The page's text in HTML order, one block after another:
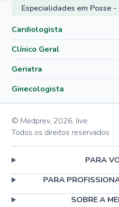
Especialidades em Posse -
Cardiologista
Clínico Geral
Geriatra
Ginecologista
© Medprev, 2026, live
Todos os direitos reservados
PARA
PARA
SOBRE A